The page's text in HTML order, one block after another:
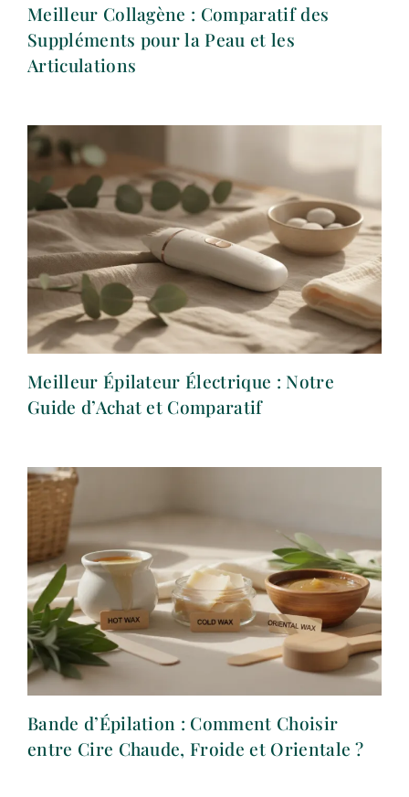
Meilleur Collagène : Comparatif des
Suppléments pour la Peau et les
Articulations
Meilleur Épilateur Électrique : Notre
Guide d’Achat et Comparatif
Bande d’Épilation : Comment Choisir
entre Cire Chaude, Froide et Orientale ?